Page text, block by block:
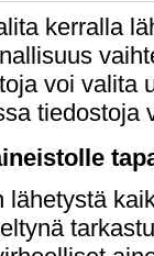
kerralla
voi valita
tiedostoja
lähetystä